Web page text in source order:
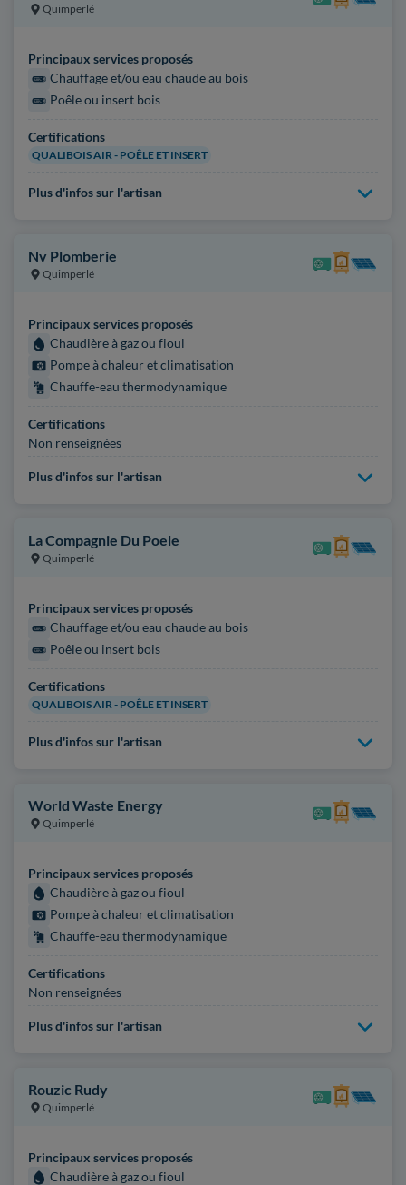
Quimperlé
Principaux services proposés
Chauffage et/ou eau chaude au bois
Poêle ou insert bois
Certifications
QUALIBOIS AIR - POÊLE ET INSERT
Plus d'infos sur l'artisan
Nv Plomberie
Quimperlé
Principaux services proposés
Chaudière à gaz ou fioul
Pompe à chaleur et climatisation
Chauffe-eau thermodynamique
Certifications
Non renseignées
Plus d'infos sur l'artisan
La Compagnie Du Poele
Quimperlé
Principaux services proposés
Chauffage et/ou eau chaude au bois
Poêle ou insert bois
Certifications
QUALIBOIS AIR - POÊLE ET INSERT
Plus d'infos sur l'artisan
World Waste Energy
Quimperlé
Principaux services proposés
Chaudière à gaz ou fioul
Pompe à chaleur et climatisation
Chauffe-eau thermodynamique
Certifications
Non renseignées
Plus d'infos sur l'artisan
Rouzic Rudy
Quimperlé
Principaux services proposés
Chaudière à gaz ou fioul